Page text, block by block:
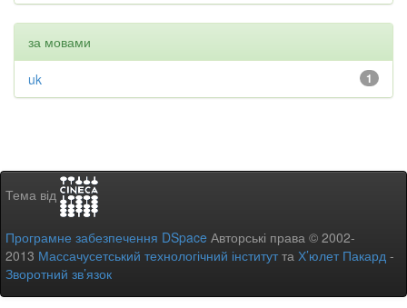
за мовами
1
uk
Тема від
Програмне забезпечення DSpace Авторські права © 2002-
2013 Массачусетський технологічний інститутта Х’юлет Пакард -
Зворотний зв’язок